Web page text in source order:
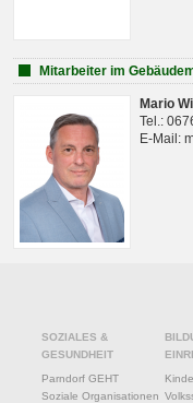
Mitarbeiter im
Mario
Tel.:
E-Mail:
SOZIALES &
GESUNDHEIT
Parndorf GEHT
Soziale Organisationen